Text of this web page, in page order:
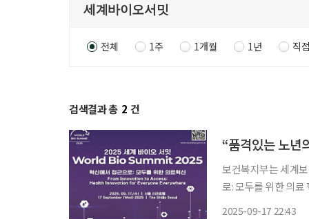
전체 1주 1개월 1년 직
검색결과 총 2 건
“품격있는 노년
보건복지부는 세계
로: 모두를 위한 의료 혁신
2025-09-17 22:43